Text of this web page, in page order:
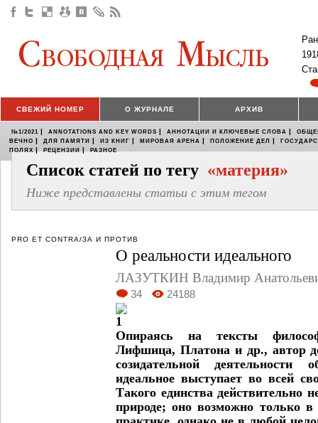
СВЕЖИЙ НОМЕР О ЖУРНАЛЕ АРХИВ
№1/2021 | ANNOTATIONS AND KEY WORDS | АННОТАЦИИ И КЛЮЧЕВЫЕ СЛОВА |
ВЕЧНО | ДЛЯ ПАМЯТИ | ИЗ КНИГ | МИРОВАЯ АРЕНА | ПОЛОЖЕНИЕ ДЕЛ |
ПОЛЯХ | РЕЦЕНЗИИ | РАЗНОЕ
Список статей по тегу «материя»
Ниже представлены статьи с этим тегом
PRO ET CONTRA/ЗА И ПРОТИВ
О реальности идеального
ЛАЗУТКИН Владимир
34 24188
Опираясь на тексты
Лифшица, Платона и др., автор
созидательной деятельности
идеальное выступает во всей
Такого единства действительно
природе; оно возможно только в